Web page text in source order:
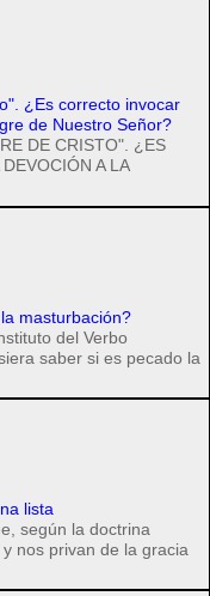
¿Es correcto invocar
de Nuestro Señor?
DE CRISTO". ¿ES
A LA
masturbación?
del Verbo
saber si es pecado la
lista
según la doctrina
nos privan de la gracia